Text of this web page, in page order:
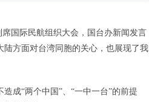
国际民航组织大会，国台办新闻发言
陆方面对台湾同胞的关心，也展现了我
成“两个中国”、“一中一台”的前提